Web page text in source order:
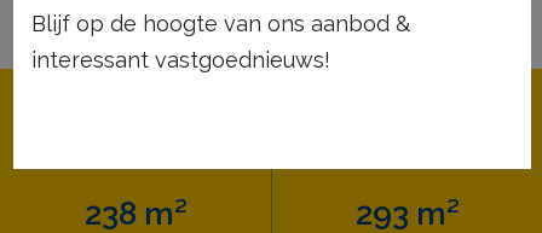
238 m² 293 m²
Blijf op de hoogte van ons aanbod &
interessant vastgoednieuws!